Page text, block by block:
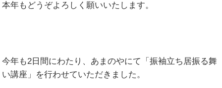
本年もどうぞよろしく願いいたします。
今年も2日間にわたり、あまのやにて「振袖立ち居振る舞
い講座」を行わせていただきました。